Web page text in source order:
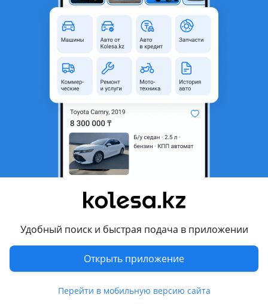
Удобный поиск и быстрая подача в приложении
Открыть приложение
Перейти в мобильную версию сайта
Объявление находится в архиве и может быть
Астана, Акмолинская
1987 - 1993 W124
Купе
Объем двигателя, л
340 000 км
Механика
Привод
Задний привод
Руль
Слева
Растаможен в Казахстане
Да